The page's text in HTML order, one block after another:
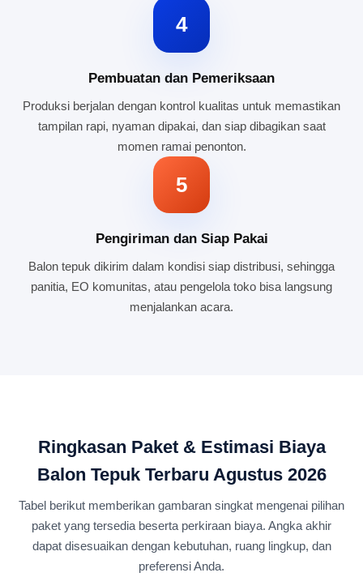
4
Pembuatan dan Pemeriksaan
Produksi berjalan dengan kontrol kualitas untuk memastikan
tampilan rapi, nyaman dipakai, dan siap dibagikan saat
momen ramai penonton.
5
Pengiriman dan Siap Pakai
Balon tepuk dikirim dalam kondisi siap distribusi, sehingga
panitia, EO komunitas, atau pengelola toko bisa langsung
menjalankan acara.
Ringkasan Paket & Estimasi Biaya
Balon Tepuk Terbaru Agustus 2026
Tabel berikut memberikan gambaran singkat mengenai pilihan
paket yang tersedia beserta perkiraan biaya. Angka akhir
dapat disesuaikan dengan kebutuhan, ruang lingkup, dan
preferensi Anda.